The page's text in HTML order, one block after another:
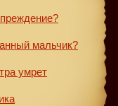
мальчик?
умрет